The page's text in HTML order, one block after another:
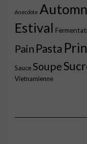
Anecdote
Estival
Pain Pasta
SauceSoupe
Vietnamienne